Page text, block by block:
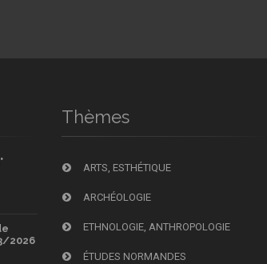
2026
Thèmes
ARTS, ESTHÉTIQUE
ARCHÉOLOGIE
ETHNOLOGIE, ANTHROPOLOGIE
ÉTUDES NORMANDES